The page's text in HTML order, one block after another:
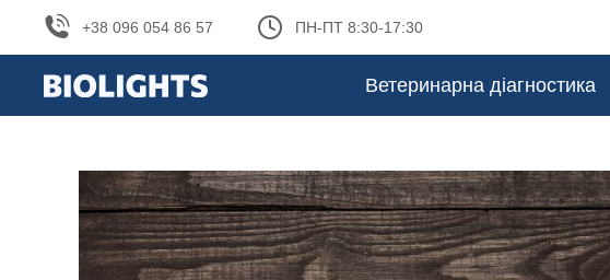
+38 096 054 86 57 ПН-ПТ 8:30-17:30
Ветеринарна діагностика